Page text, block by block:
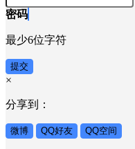
密码
最少6位字符
提交
×
分享到：
微博 QQ好友 QQ空间